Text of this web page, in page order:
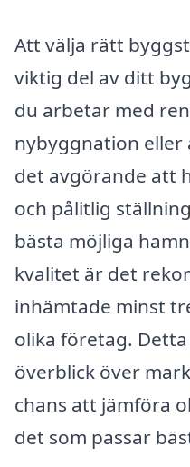
Att välja rätt
viktig del av ditt
du arbetar med
nybyggnation eller
det avgörande att
och pålitlig
bästa möjliga
kvalitet är det
inhämtade minst
olika företag.
överblick över
chans att jämföra
det som passar